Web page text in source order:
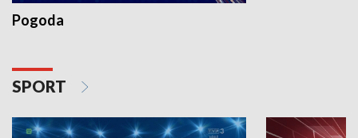
Pogoda
SPORT